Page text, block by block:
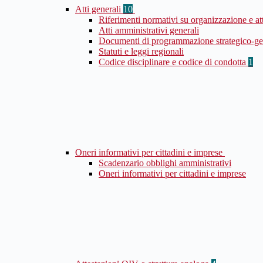
Atti generali 10
Riferimenti normativi su organizzazione e
Atti amministrativi generali
Documenti di programmazione strategico-
Statuti e leggi regionali
Codice disciplinare e codice di condotta 1
Oneri informativi per cittadini e imprese
Scadenzario obblighi amministrativi
Oneri informativi per cittadini e imprese